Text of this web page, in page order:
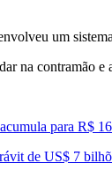
um
na contramão
para R$
de US$ 7